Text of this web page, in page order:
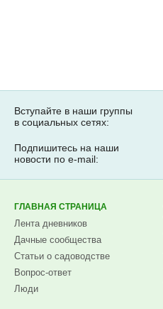
Вступайте в наши группы
в социальных сетях:
Подпишитесь на наши
новости по e-mail:
ГЛАВНАЯ СТРАНИЦА
Лента дневников
Дачные сообщества
Статьи о садоводстве
Вопрос-ответ
Люди